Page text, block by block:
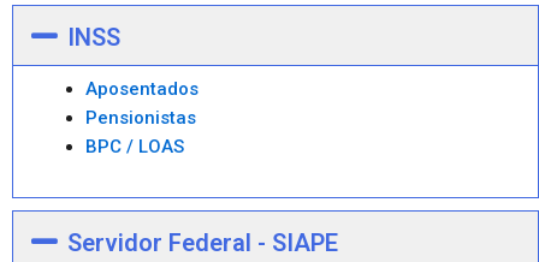
INSS
Aposentados
Pensionistas
BPC / LOAS
Servidor Federal - SIAPE